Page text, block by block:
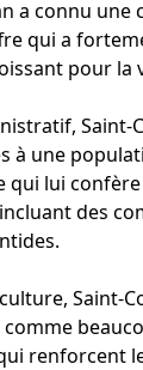
a connu
qui a
pour
à une
qui lui
des
Saint-
renforcent